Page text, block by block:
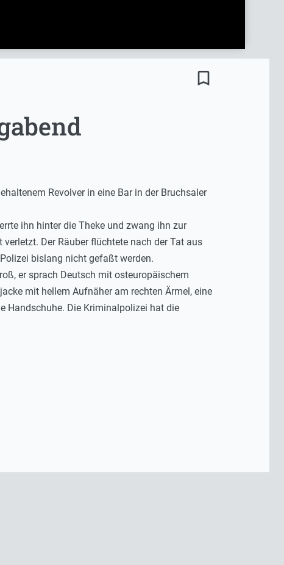
bookmark_border
Revolver in eine Bar in der Bruchsaler
ihn hinter die Theke und zwang ihn zur
Der Räuber flüchtete nach der Tat aus
bislang nicht gefaßt werden.
er sprach Deutsch mit osteuropäischem
mit hellem Aufnäher am rechten Ärmel, eine
Handschuhe. Die Kriminalpolizei hat die